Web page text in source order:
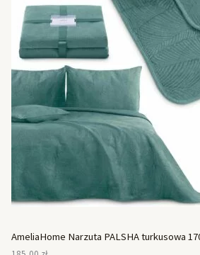
AmeliaHome Narzuta PALSHA turkusowa